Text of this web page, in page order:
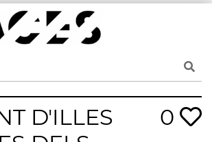
obert a tothom
D'ILLES
0